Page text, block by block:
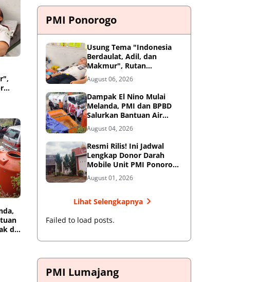
di
PMI Ponorogo
Usung Tema "Indonesia
Berdaulat, Adil, dan
Makmur", Rutan
Ponorogo Gelar Donor
Darah Kemanusiaan
Sambut HUT RI ke-81
August 06, 2026
Dampak El Nino Mulai
Melanda, PMI dan BPBD
Salurkan Bantuan Air
Bersih ke Desa Terdampak
di Ponorogo
August 04, 2026
Resmi Rilis! Ini Jadwal
Lengkap Donor Darah
Mobile Unit PMI Ponorogo
Agustus 2026
August 01, 2026
Lihat Selengkapnya
Failed to load posts.
PMI Lumajang